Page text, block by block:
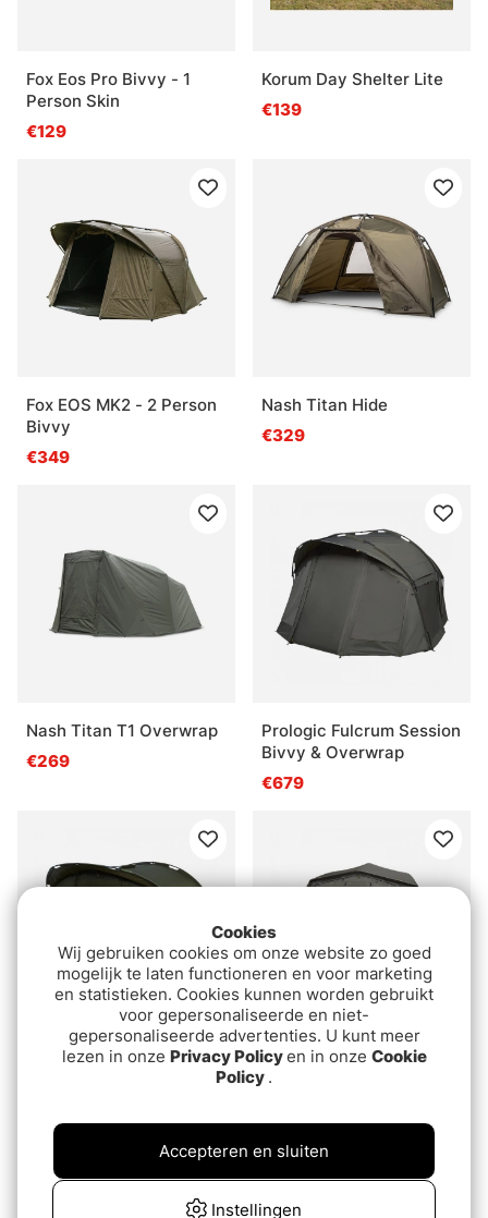
Fox Eos Pro Bivvy - 1
Person Skin
€129
Korum Day Shelter Lite
€139
Fox EOS MK2 - 2 Person
Bivvy
€349
Nash Titan Hide
€329
Nash Titan T1 Overwrap
€269
Prologic Fulcrum Session
Bivvy & Overwrap
€679
Prologic C-Series Bivvy
Prologic Avenger 65
Brolly System
Cookies
Wij gebruiken cookies om onze website zo goed
mogelijk te laten functioneren en voor marketing
en statistieken. Cookies kunnen worden gebruikt
voor gepersonaliseerde en niet-
gepersonaliseerde advertenties. U kunt meer
lezen in onze Privacy Policyen in onze Cookie
Policy .
Instellingen
Accepteren en sluiten